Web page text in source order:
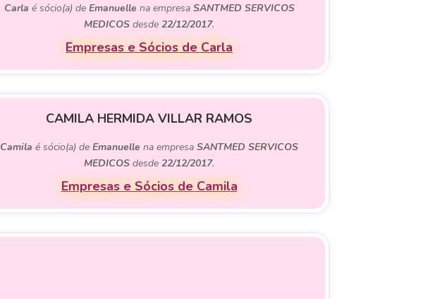
Carla é sócio(a) de Emanuelle na empresa SANTMED SERVICOS
MEDICOS desde22/12/2017.
Empresas e Sócios de Carla
CAMILA HERMIDA VILLAR RAMOS
Camila é sócio(a) deEmanuelle na empresaSANTMED SERVICOS
MEDICOS desde22/12/2017.
Empresas e Sócios de Camila